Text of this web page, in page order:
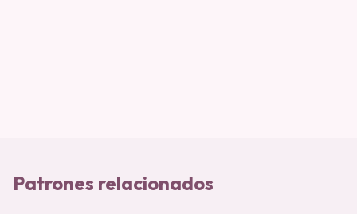
Patrones relacionados